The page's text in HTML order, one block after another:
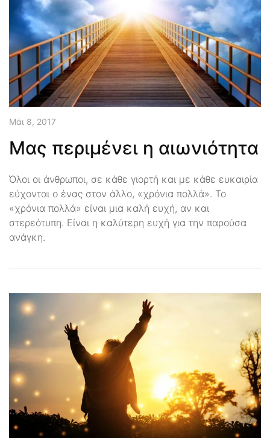
Μάι 8, 2017
Μας περιμένει η αιωνιότητα
Όλοι οι άνθρωποι, σε κάθε γιορτή και με κάθε ευκαιρία
εύχονται ο ένας στον άλλο, «χρόνια πολλά». Το
«χρόνια πολλά» είναι μια καλή ευχή, αν και
στερεότυπη. Είναι η καλύτερη ευχή για την παρούσα
ανάγκη.